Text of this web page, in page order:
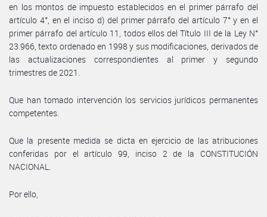
en los montos de impuesto establecidos en el primer párrafo del
artículo 4°, en el inciso d) del primer párrafo del artículo 7° y en el
primer párrafo del artículo 11, todos ellos del Título III de la Ley N°
23.966, texto ordenado en 1998 y sus modificaciones, derivados de
las actualizaciones correspondientes al primer y segundo
trimestres de 2021.
Que han tomado intervención los servicios jurídicos permanentes
competentes.
Que la presente medida se dicta en ejercicio de las atribuciones
conferidas por el artículo 99, inciso 2 de la CONSTITUCIÓN
NACIONAL.
Por ello,